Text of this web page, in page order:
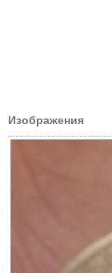
Изображения